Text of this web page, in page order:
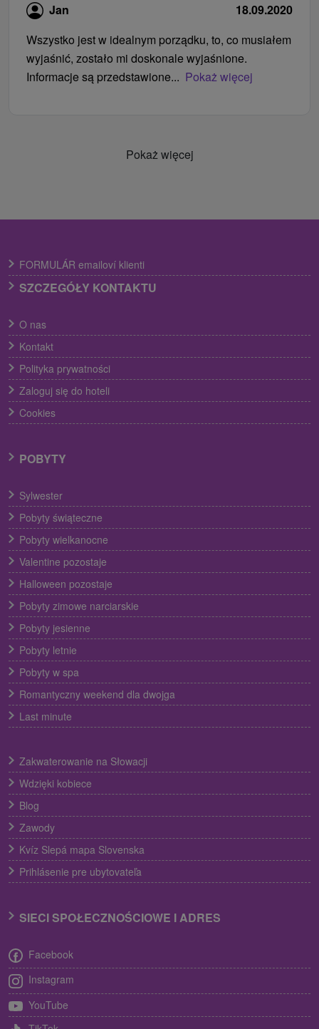
Jan
18.09.2020
Wszystko jest w idealnym porządku, to, co musiałem
wyjaśnić, zostało mi doskonale wyjaśnione.
Informacje są przedstawione... Pokaż więcej
Pokaż więcej
FORMULÁR emailoví klienti
SZCZEGÓŁY KONTAKTU
O nas
Kontakt
Polityka prywatności
Zaloguj się do hoteli
Cookies
POBYTY
Sylwester
Pobyty świąteczne
Pobyty wielkanocne
Valentine pozostaje
Halloween pozostaje
Pobyty zimowe narciarskie
Pobyty jesienne
Pobyty letnie
Pobyty w spa
Romantyczny weekend dla dwojga
Last minute
Zakwaterowanie na Słowacji
Wdzięki kobiece
Blog
Zawody
Kvíz Slepá mapa Slovenska
Prihlásenie pre ubytovateľa
SIECI SPOŁECZNOŚCIOWE I ADRES
Facebook
Instagram
YouTube